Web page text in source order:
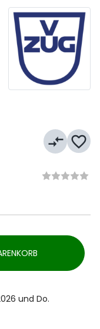
compare_arrows favorite_border
und Do.